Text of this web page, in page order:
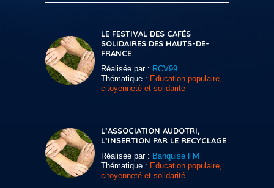
LE FESTIVAL DES CAFÉS
SOLIDAIRES DES HAUTS-DE-
FRANCE
Réalisée par : RCV99
Thématique : Education populaire,
citoyenneté et solidarité
L’ASSOCIATION AUDOTRI,
L’INSERTION PAR LE RECYCLAGE
Réalisée par : Banquise FM
Thématique : Education populaire,
citoyenneté et solidarité